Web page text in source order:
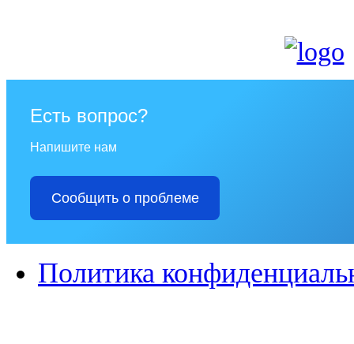
Есть вопрос?
Напишите нам
Сообщить о проблеме
Политика